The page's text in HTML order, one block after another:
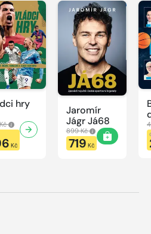
hry
Kč
Jaromír
Jágr Já68
899 Kč
719 Kč